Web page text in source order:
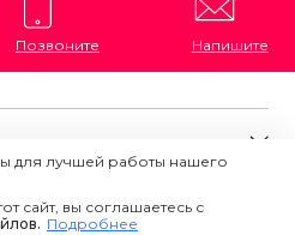
Позвоните Напишите
для лучшей работы нашего
сайт, вы соглашаетесь с
Подробнее